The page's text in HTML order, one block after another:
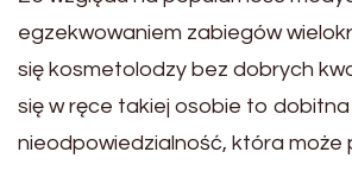
egzekwowaniem zabiegów
się kosmetolodzy bez dobrych
się w ręce takiej osobie to dobitna
nieodpowiedzialność, która może